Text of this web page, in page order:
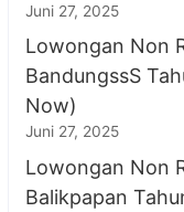
Juni 27, 2025
Lowongan Non
BandungssS
Now)
Juni 27, 2025
Lowongan Non
Balikpapan